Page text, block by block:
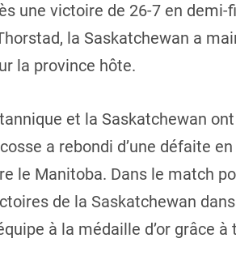
une victoire de 26-7 en demi-
la Saskatchewan a
la province hôte.
et la Saskatchewan
a rebondi d’une défaite
Manitoba. Dans le match
de la Saskatchewan
à la médaille d’or grâce